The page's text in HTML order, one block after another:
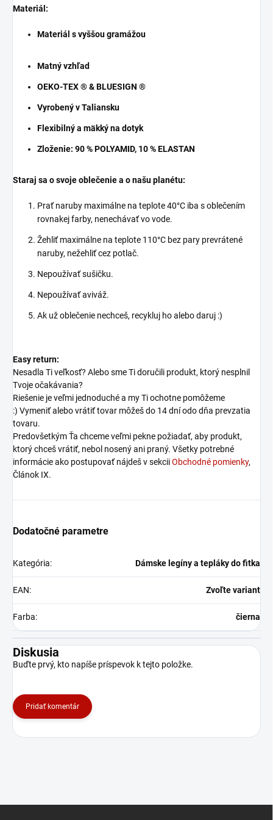
Materiál:
Materiál s vyššou gramážou
Matný vzhľad
OEKO-TEX ® & BLUESIGN ®
Vyrobený v Taliansku
Flexibilný a mäkký na dotyk
Zloženie: 90 % POLYAMID, 10 % ELASTAN
Staraj sa o svoje oblečenie a o našu planétu:
Prať naruby maximálne na teplote 40°C iba s oblečením
rovnakej farby, nenechávať vo vode.
Žehliť maximálne na teplote 110°C bez pary prevrátené
naruby, nežehliť cez potlač.
Nepoužívať sušičku.
Nepoužívať aviváž.
Ak už oblečenie nechceš, recykluj ho alebo daruj :)
Easy return:
Nesadla Ti veľkosť? Alebo sme Ti doručili produkt, ktorý nesplnil
Tvoje očakávania?
Riešenie je veľmi jednoduché a my Ti ochotne pomôžeme
:) Vymeniť alebo vrátiť tovar môžeš do 14 dní odo dňa prevzatia
tovaru.
Predovšetkým Ťa chceme veľmi pekne požiadať, aby produkt,
ktorý chceš vrátiť, nebol nosený ani praný. Všetky potrebné
informácie ako postupovať nájdeš v sekciiObchodné pomienky,
Článok IX.
Dodatočné parametre
Kategória: Dámske legíny a tepláky do fitka
EAN: Zvoľte variant
Farba: čierna
Diskusia
Buďte prvý, kto napíše príspevok k tejto položke.
Pridať komentár